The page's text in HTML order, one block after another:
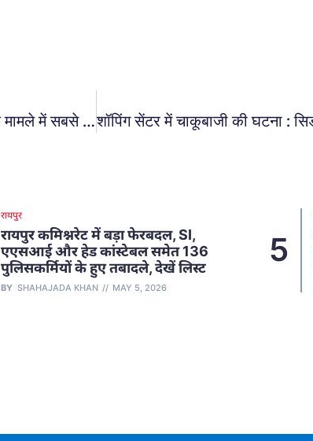
शराब के शौकिनों वाले देशों की सूची : यह देश दुनिया में पियक्कड़ों के मामले में सबसे आगे, हर साल गटक जाते हैं 12 लीटर से ज्यादा शराब..
रायपुर
रायपुर कमिश्नरेट में बड़ा फेरबदल, SI,
एएसआई और हेड कांस्टेबल समेत 136
पुलिसकर्मियों के हुए तबादले, देखें लिस्ट
BY SHAHAJADA KHAN MAY 5, 2026
5